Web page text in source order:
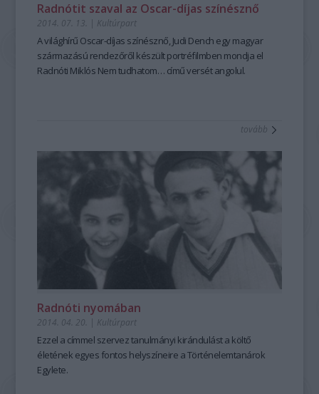
Radnótit szaval az Oscar-díjas színésznő
2014. 07. 13. | Kultúrpart
A világhírű Oscar-díjas színésznő, Judi Dench egy magyar
származású rendezőről készült portréfilmben mondja el
Radnóti Miklós Nem tudhatom… címűversét angolul.
tovább
Radnóti nyomában
2014. 04. 20. | Kultúrpart
Ezzel a címmel szerveztanulmányi kirándulásta költő
életének egyes fontos helyszíneire aTörténelemtanárok
Egylete.